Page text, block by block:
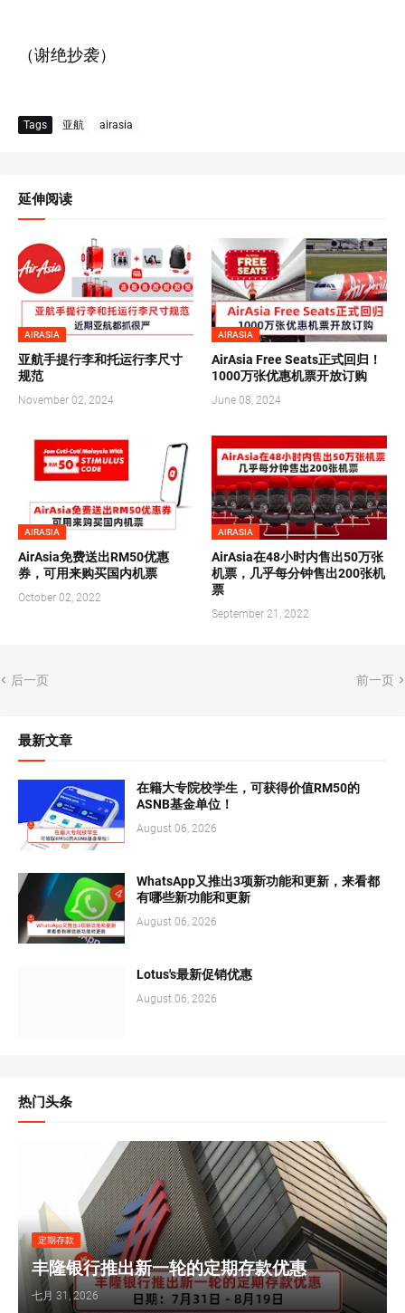
（谢绝抄袭）
Tags 亚航 airasia
延伸阅读
AIRASIA
亚航手提行李和托运行李尺寸
规范
November 02, 2024
AIRASIA
AirAsia Free Seats正式回归！
1000万张优惠机票开放订购
June 08, 2024
AIRASIA
AirAsia免费送出RM50优惠
券，可用来购买国内机票
October 02, 2022
AIRASIA
AirAsia在48小时内售出50万张
机票，几乎每分钟售出200张机
票
September 21, 2022
后一页 前一页
最新文章
在籍大专院校学生，可获得价值RM50的
ASNB基金单位！
August 06, 2026
WhatsApp又推出3项新功能和更新，来看都
有哪些新功能和更新
August 06, 2026
Lotus's最新促销优惠
August 06, 2026
热门头条
定期存款
丰隆银行推出新一轮的定期存款优惠
七月 31, 2026